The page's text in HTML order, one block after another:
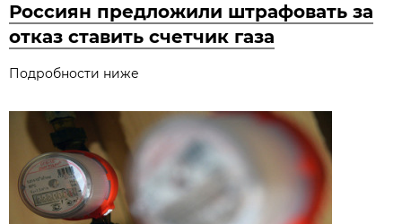
Россиян предложили штрафовать за
отказ ставить счетчик газа
Подробности ниже